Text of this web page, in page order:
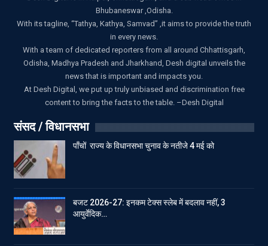
Bhubaneswar ,Odisha.
With its tagline, “Tathya, Kathya, Samvad” ,it aims to provide the truth
in every news.
With a team of dedicated reporters from all around Chhattisgarh,
Odisha, Madhya Pradesh and Jharkhand, Desh digital unveils the
news that is important and impacts you.
At Desh Digital, we put up truly unbiased and discrimination free
content to bring the facts to the table. –Desh Digital
संसद / विधानसभा
पाँचों राज्य के विधानसभा चुनाव के नतीजे 4 मई को
बजट 2026-27: इनकम टेक्स स्लेब में बदलाव नहीं, 3
आयुर्वेदिक…